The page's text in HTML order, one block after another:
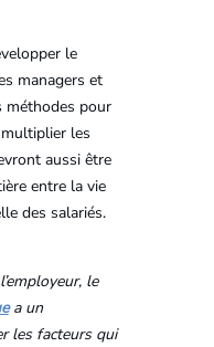
le
managers et
méthodes pour
les
aussi être
entre la vie
des salariés.
le
a un
les facteurs qui